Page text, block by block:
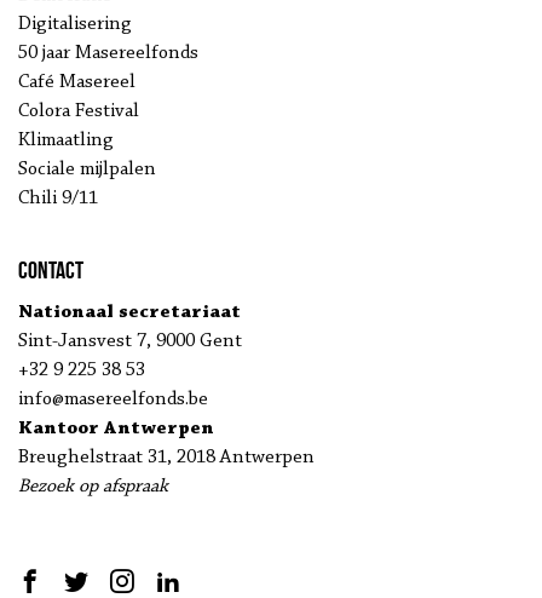
Digitalisering
50 jaar Masereelfonds
Café Masereel
Colora Festival
Klimaatling
Sociale mijlpalen
Chili 9/11
Contact
Nationaal secretariaat
Sint-Jansvest 7, 9000 Gent
+32 9 225 38 53
info@masereelfonds.be
Kantoor Antwerpen
Breughelstraat 31, 2018 Antwerpen
Bezoek op afspraak